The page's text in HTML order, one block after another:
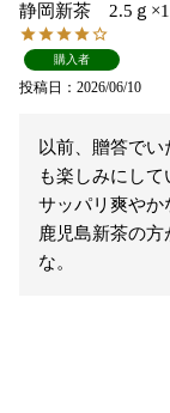
静岡新茶 2.5ｇ
購入者
投稿日 2026/06/10
以前、贈答で
も楽しみにして
サッパリ爽やか
鹿児島新茶の
な。